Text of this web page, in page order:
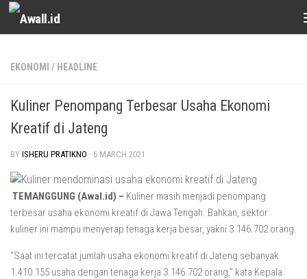
Skip to content
EKONOMI / HEADLINE
Kuliner Penompang Terbesar Usaha Ekonomi
Kreatif di Jateng
BY ISHERU PRATIKNO · 6 MARCH 2021
TEMANGGUNG (Awal.id) – Kuliner masih menjadi penompang
terbesar usaha ekonomi kreatif di Jawa Tengah. Bahkan, sektor
kuliner ini mampu menyerap tenaga kerja besar, yakni 3.146.702 orang.
“Saat ini tercatat jumlah usaha ekonomi kreatif di Jateng sebanyak
1.410.155 usaha dengan tenaga kerja 3.146.702 orang,” kata Kepala